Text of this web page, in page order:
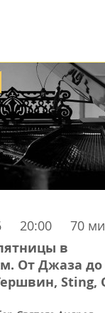
20:00 70
в
От Джаза до
Sting,